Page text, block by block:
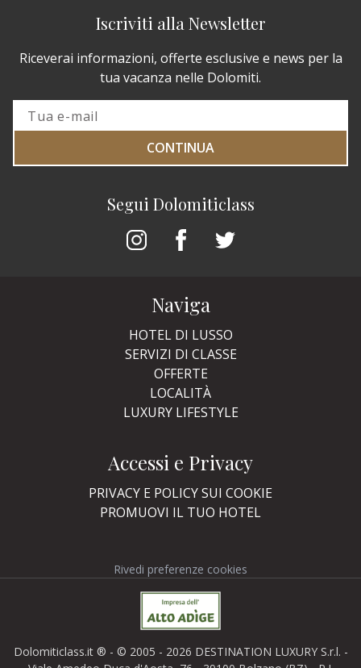
Segui Dolomiticlass
Iscriviti alla Newsletter
Riceverai informazioni, offerte esclusive e news per la
tua vacanza nelle Dolomiti.
CONTINUA
Naviga
HOTEL DI LUSSO
SERVIZI DI CLASSE
OFFERTE
LOCALITÀ
LUXURY LIFESTYLE
Accessi e Privacy
PRIVACY E POLICY SUI COOKIE
PROMUOVI IL TUO HOTEL
Rivedi preferenze cookies
Dolomiticlass.it ® - © 2005 - 2026 DESTINATION LUXURY S.r.l. -